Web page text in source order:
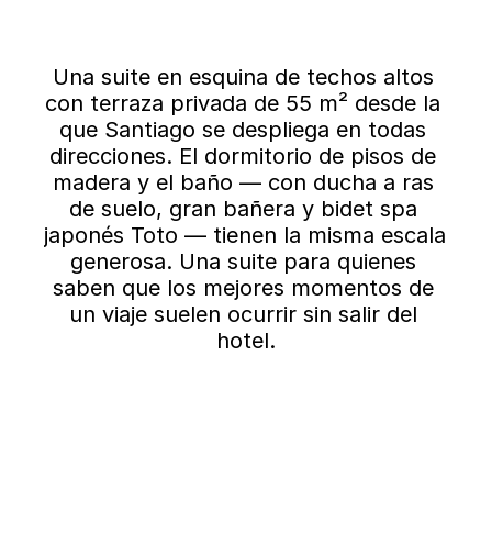
Una suite en esquina de techos altos
con terraza privada de 55 m² desde la
que Santiago se despliega en todas
direcciones. El dormitorio de pisos de
madera y el baño — con ducha a ras
de suelo, gran bañera y bidet spa
japonés Toto — tienen la misma escala
generosa. Una suite para quienes
saben que los mejores momentos de
un viaje suelen ocurrir sin salir del
hotel.